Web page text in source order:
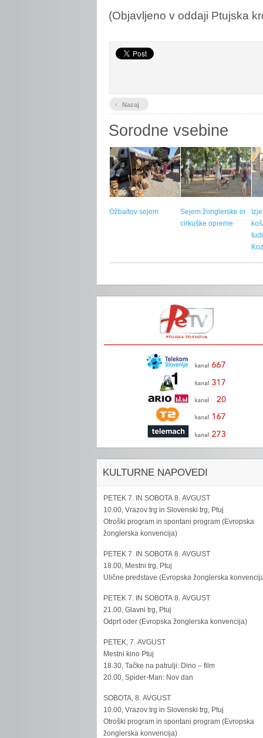
(Objavljeno v oddaji Ptujska
‹ Nazaj
Sorodne vsebine
Ožbaltov sejem
Sejem žonglerske in
cirkuške opreme
KULTURNE NAPOVEDI
PETEK 7. IN SOBOTA 8. AVGUST
10.00, Vrazov trg in Slovenski trg, Ptuj
Otroški program in spontani program (Evropska
žonglerska konvencija)
PETEK 7. IN SOBOTA 8. AVGUST
18.00, Mestni trg, Ptuj
Ulične predstave (Evropska žonglerska
PETEK 7. IN SOBOTA 8. AVGUST
21.00, Glavni trg, Ptuj
Odprt oder (Evropska žonglerska konvencija)
PETEK, 7. AVGUST
Mestni kino Ptuj
18.30, Tačke na patrulji: Dino – film
20.00, Spider-Man: Nov dan
SOBOTA, 8. AVGUST
10.00, Vrazov trg in Slovenski trg, Ptuj
Otroški program in spontani program (Evropska
žonglerska konvencija)